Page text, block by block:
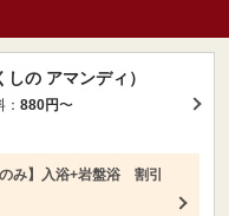
の アマンディ）
880円〜
み】入浴+岩盤浴 割引